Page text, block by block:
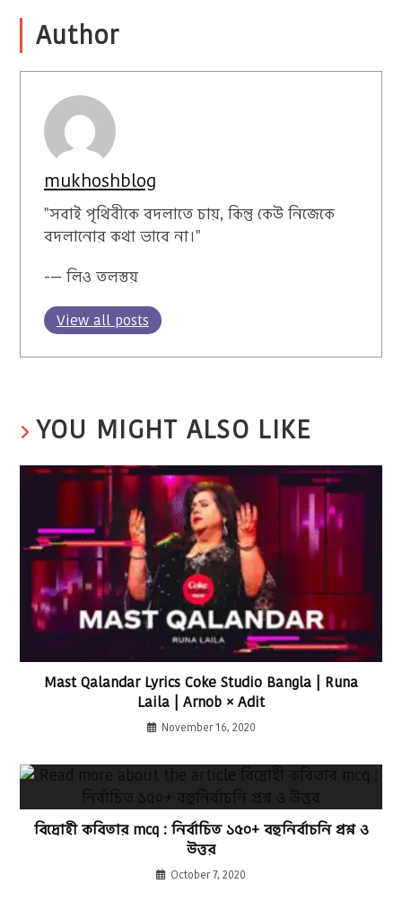
Author
mukhoshblog
"সবাই পৃথিবীকে বদলাতে চায়, কিন্তু কেউ নিজেকে
বদলানোর কথা ভাবে না।"
-— লিও তলস্তয়
View all posts
YOU MIGHT ALSO LIKE
Mast Qalandar Lyrics Coke Studio Bangla | Runa
Laila | Arnob × Adit
November 16, 2020
বিদ্রোহী কবিতার mcq : নির্বাচিত ১৫০+ বহুনির্বাচনি প্রশ্ন ও
উত্তর
October 7, 2020